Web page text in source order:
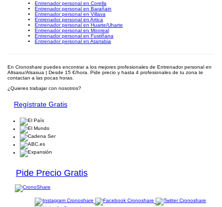
Entrenador personal en Corella
Entrenador personal en Barañain
Entrenador personal en Villava
Entrenador personal en Artica
Entrenador personal en Huarte/Uharte
Entrenador personal en Monreal
Entrenador personal en Fustiñana
Entrenador personal en Atarrabia
En Cronoshare puedes encontrar a los mejores profesionales de Entrenador personal en
Altsasu/Alsasua | Desde 15 €/hora. Pide precio y hasta 4 profesionales de tu zona te
contactan a las pocas horas.
¿Quieres trabajar con nosotros?
Regístrate Gratis
Pide Precio Gratis